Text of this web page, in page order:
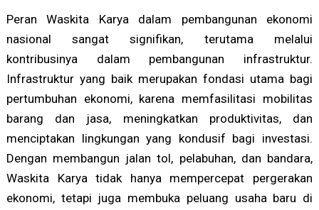
Peran Waskita Karya dalam pembangunan ekonomi
nasional sangat signifikan, terutama melalui
kontribusinya dalam pembangunan infrastruktur.
Infrastruktur yang baik merupakan fondasi utama bagi
pertumbuhan ekonomi, karena memfasilitasi mobilitas
barang dan jasa, meningkatkan produktivitas, dan
menciptakan lingkungan yang kondusif bagi investasi.
Dengan membangun jalan tol, pelabuhan, dan bandara,
Waskita Karya tidak hanya mempercepat pergerakan
ekonomi, tetapi juga membuka peluang usaha baru di